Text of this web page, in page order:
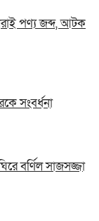
পণ্য জব্দ, আটক
সংবর্ধনা
বর্ণিল সাজসজ্জা